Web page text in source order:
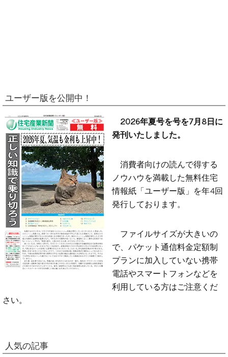
ユーザー版を公開中！
2026年夏号を号を7月8日に
発刊いたしました。
消費者向けの読んで得する
ノウハウを満載した無料住宅
情報紙「ユーザー版」を年4回
発行しております。
ファイルサイズが大きいの
で、パケット通信料金定額制
プランに加入していない携帯
電話やスマートフォンなどを
利用している方はご注意くだ
さい。
人気の記事